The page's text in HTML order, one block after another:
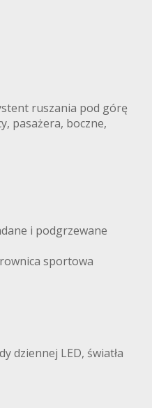
ruszania pod górę
pasażera, boczne,
i podgrzewane
sportowa
dziennej LED, światła